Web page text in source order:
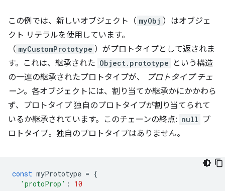
この例では、新しいオブジェクト（ myObj ）はオブジェ
クト リテラルを使用しています。
（ myCustomPrototype ）がプロトタイプとして返されま
す。これは、継承された Object.prototype
という構造
の一連の継承されたプロトタイプが、
プロトタイプ チェ
ーン。各オブジェクトには、割り当てか継承かにかかわら
ず、プロトタイプ 独自のプロトタイプが割り当てられて
いるか継承されています。このチェーンの終点: null プ
ロトタイプ。独自のプロトタイプはありません。
const myPrototype = {
'protoProp' :
10